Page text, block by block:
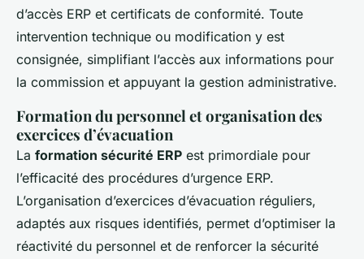
d’accès ERP et certificats de conformité. Toute
intervention technique ou modification y est
consignée, simplifiant l’accès aux informations pour
la commission et appuyant la gestion administrative.
Formation du personnel et organisation des
exercices d’évacuation
La formation sécurité ERP est primordiale pour
l’efficacité des procédures d’urgence ERP.
L’organisation d’exercices d’évacuation réguliers,
adaptés aux risques identifiés, permet d’optimiser la
réactivité du personnel et de renforcer la sécurité